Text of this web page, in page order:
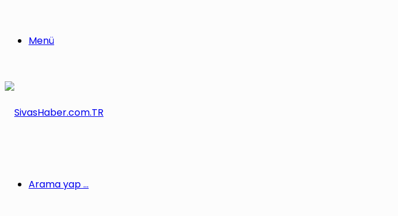
Menü
Arama yap ...